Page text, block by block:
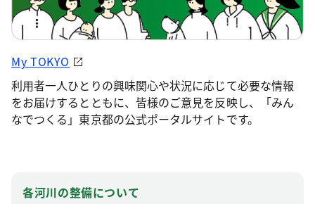
My TOKYO
利用者一人ひとりの興味関心や状況に応じて必要な情報
をお届けするとともに、皆様のご意見を反映し、「みん
なでつくる」東京都の公式ポータルサイトです。
各河川の整備について